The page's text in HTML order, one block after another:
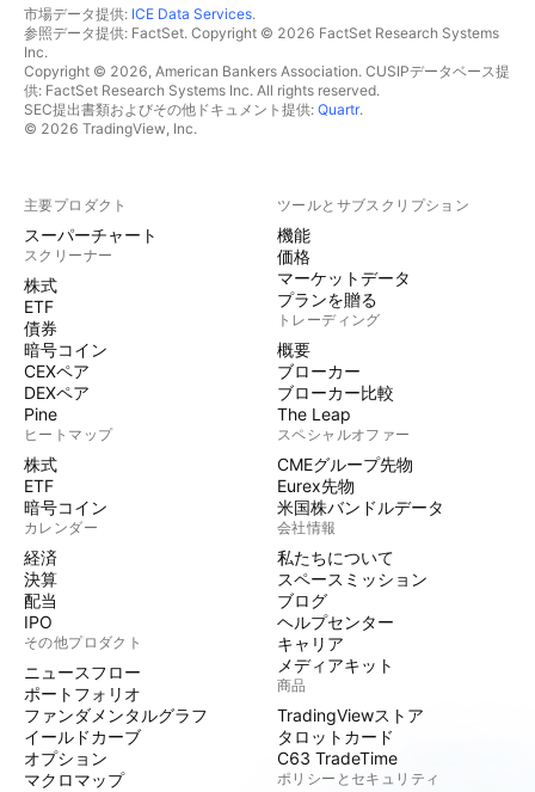
市場データ提供: ICE Data Services.
参照データ提供: FactSet. Copyright © 2026 FactSet Research Systems
Inc.
Copyright © 2026, American Bankers Association. CUSIPデータベース提
供: FactSet Research Systems Inc. All rights reserved.
SEC提出書類およびその他ドキュメント提供: Quartr.
© 2026 TradingView, Inc.
主要プロダクト
スーパーチャート
スクリーナー
株式
ETF
債券
暗号コイン
CEXペア
DEXペア
Pine
ヒートマップ
株式
ETF
暗号コイン
カレンダー
経済
決算
配当
IPO
その他プロダクト
ニュースフロー
ポートフォリオ
ファンダメンタルグラフ
イールドカーブ
オプション
マクロマップ
ツールとサブスクリプション
機能
価格
マーケットデータ
プランを贈る
トレーディング
概要
ブローカー
ブローカー比較
The Leap
スペシャルオファー
CMEグループ先物
Eurex先物
米国株バンドルデータ
会社情報
私たちについて
スペースミッション
ブログ
ヘルプセンター
キャリア
メディアキット
商品
TradingViewストア
タロットカード
C63 TradeTime
ポリシーとセキュリティ